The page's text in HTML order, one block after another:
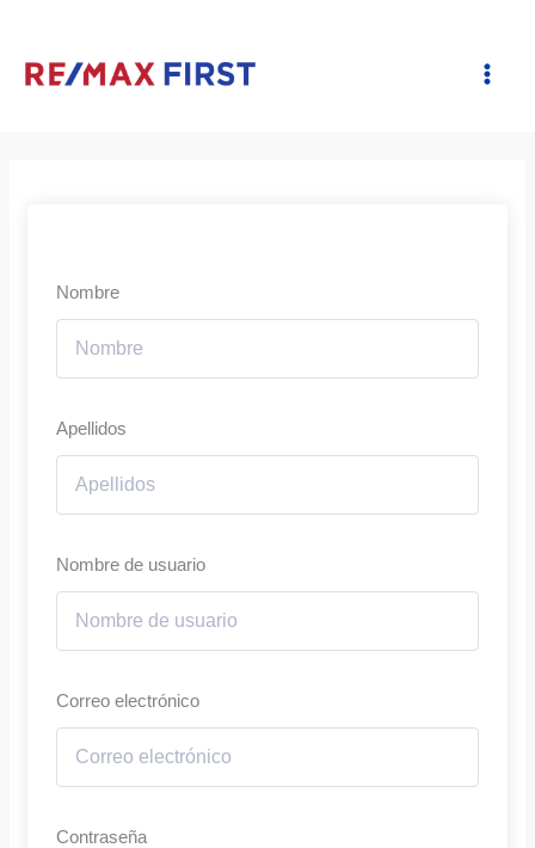
contenido
Nombre
Apellidos
Nombre de usuario
Correo electrónico
Contraseña